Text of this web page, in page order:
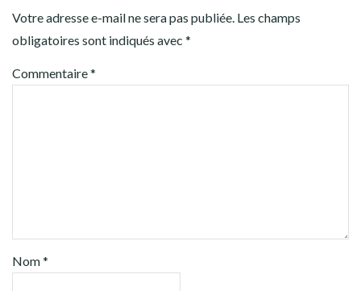
Votre adresse e-mail ne sera pas publiée. Les champs
obligatoires sont indiqués avec *
Commentaire*
Nom*